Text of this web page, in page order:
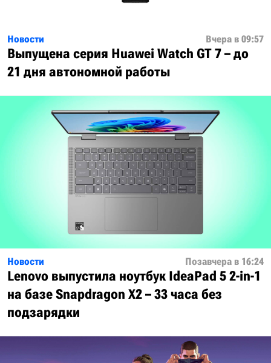
Новости Вчера в 09:57
Выпущена серия Huawei Watch GT 7 – до
21 дня автономной работы
Новости Позавчера в 16:24
Lenovo выпустила ноутбук IdeaPad 5 2-in-1
на базе Snapdragon X2 – 33 часа без
подзарядки